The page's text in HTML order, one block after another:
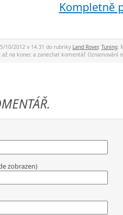
Kompletně
10/2012 v 14.31 do rubriky Land Rover, Tuning.
na konec a zanechat komentář. Oznamování
zobrazen)